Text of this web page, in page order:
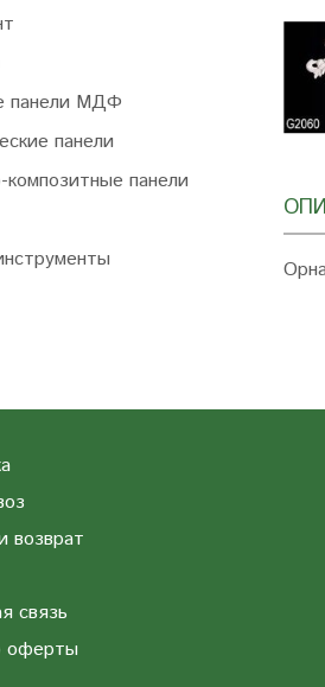
панели МДФ
панели
композитные панели
возврат
связь
оферты